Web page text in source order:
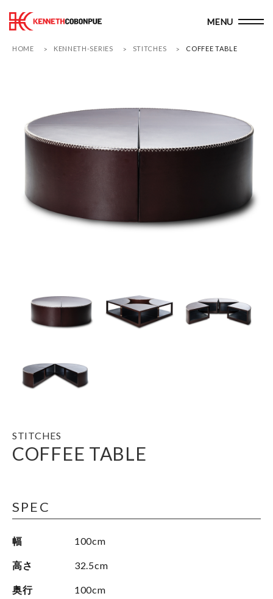
HOME KENNETH-SERIES STITCHES COFFEE TABLE
STITCHES
COFFEE TABLE
SPEC
幅 100cm
高さ 32.5cm
奥行 100cm